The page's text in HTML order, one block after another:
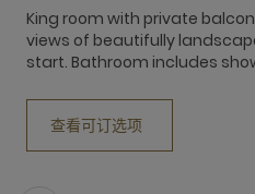
King room with private
views of beautifully
start. Bathroom includes
查看可订选项